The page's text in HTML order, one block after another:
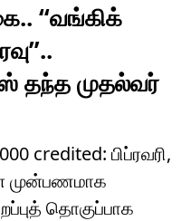
“வங்கிக்
தந்த முதல்வர்
credited: பிப்ரவரி,
முன்பணமாக
தொகுப்பாக